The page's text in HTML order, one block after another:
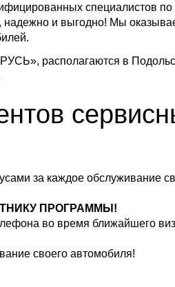
специалистов по
надежно и выгодно! Мы
располагаются в
за каждое обслуживание
ПРОГРАММЫ!
во время ближайшего
своего автомобиля!